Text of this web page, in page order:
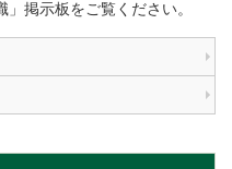
掲示板をご覧ください。